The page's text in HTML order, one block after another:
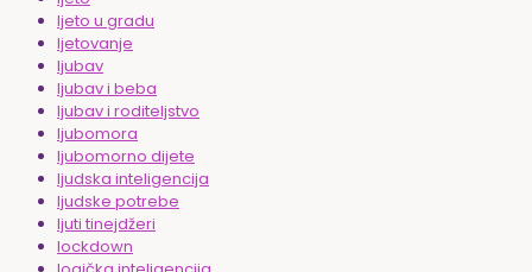
ljeto u gradu
ljetovanje
ljubav
ljubav i beba
ljubav i roditeljstvo
ljubomora
ljubomorno dijete
ljudska inteligencija
ljudske potrebe
ljuti tinejdžeri
lockdown